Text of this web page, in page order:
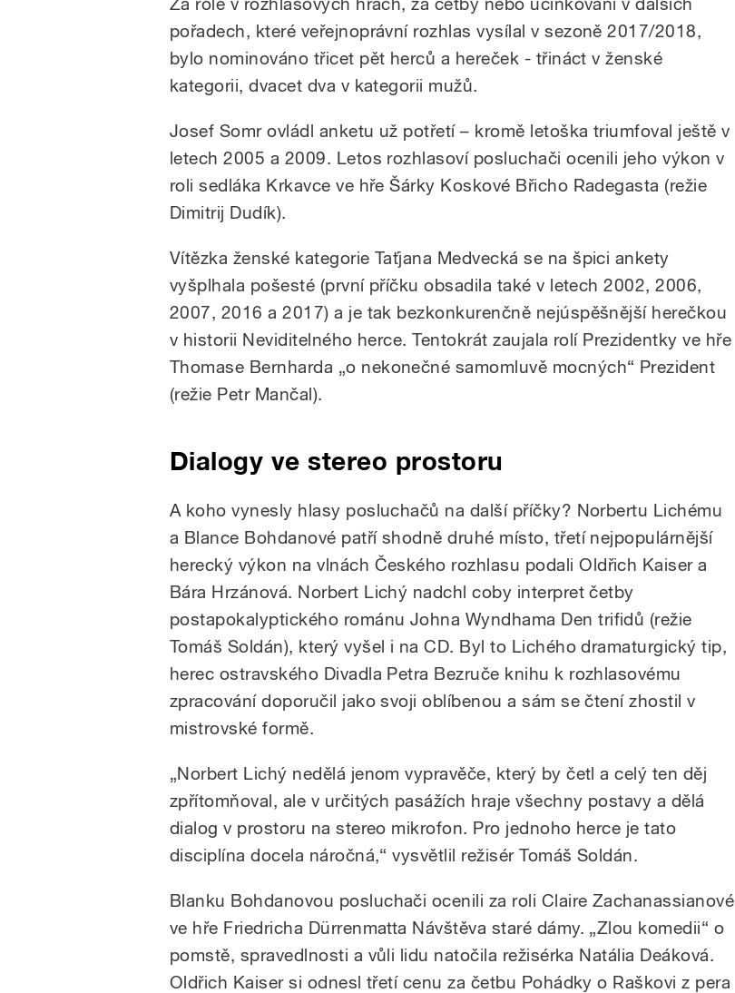
pořadech, které veřejnoprávní rozhlas vysílal v sezoně 2017/2018,
bylo nominováno třicet pět herců a hereček - třináct v ženské
kategorii, dvacet dva v kategorii mužů.
Josef Somr ovládl anketu už potřetí – kromě letoška triumfoval ještě v
letech 2005 a 2009. Letos rozhlasoví posluchači ocenili jeho výkon v
roli sedláka Krkavce ve hře Šárky Koskové Břicho Radegasta (režie
Dimitrij Dudík).
Vítězka ženské kategorie Taťjana Medvecká se na špici ankety
vyšplhala pošesté (první příčku obsadila také v letech 2002, 2006,
2007, 2016 a 2017) a je tak bezkonkurenčně nejúspěšnější herečkou
v historii Neviditelného herce.Tentokrát zaujala rolí Prezidentky ve hře
Thomase Bernharda „o nekonečné samomluvě mocných“ Prezident
(režie Petr Mančal).
Dialogy ve stereo prostoru
A koho vynesly hlasy posluchačů na další příčky? Norbertu Lichému
a Blance Bohdanové patří shodně druhé místo, třetí nejpopulárnější
herecký výkon na vlnách Českého rozhlasu podali Oldřich Kaiser a
Bára Hrzánová. Norbert Lichý nadchl coby interpret četby
postapokalyptického románu Johna Wyndhama Den trifidů (režie
Tomáš Soldán), kterývyšel i na CD. Byl to Lichého dramaturgický tip,
herec ostravského Divadla Petra Bezruče knihu k rozhlasovému
zpracování doporučil jako svoji oblíbenou a sám se čtení zhostil v
mistrovské formě.
„Norbert Lichý nedělá jenom vypravěče, který by četl a celý ten děj
zpřítomňoval, ale v určitých pasážích hraje všechny postavy a dělá
dialog v prostoru na stereo mikrofon. Pro jednoho herce je tato
disciplína docela náročná,“ vysvětlil režisér Tomáš Soldán.
Blanku Bohdanovou posluchači ocenili za roli Claire Zachanassianové
ve hře Friedricha Dürrenmatta Návštěva staré dámy. „Zlou komedii“ o
pomstě, spravedlnosti a vůli lidu natočila režisérka Natália Deáková.
Oldřich Kaiser si odnesl třetí cenu za četbu Pohádky o Raškovi z pera